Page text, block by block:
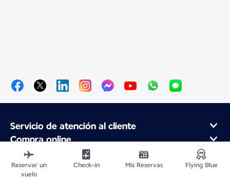
Servicio de atención al cliente
Compra online
Programa de fidelidad y socios
Acerca de Air France
Aplicación móvil Air France
Reservar un
vuelo
Check-in Mis Reservas Flying Blue